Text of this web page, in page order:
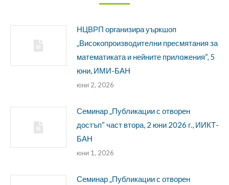
НЦВРП организира уъркшоп
„Високопроизводителни пресмятания за
математиката и нейните приложения“, 5
юни, ИМИ-БАН
юни 2, 2026
Семинар „Публикации с отворен
достъп“ част втора, 2 юни 2026 г., ИИКТ-
БАН
юни 1, 2026
Семинар „Публикации с отворен